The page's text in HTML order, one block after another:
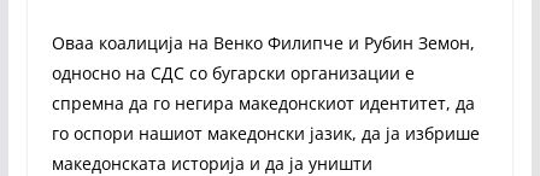
Оваа коалиција на Венко Филипче и Рубин Земон,
односно на СДС со бугарски организации е
спремна да го негира македонскиот идентитет, да
го оспори нашиот македонски јазик, да ја избрише
македонската историја и да ја уништи